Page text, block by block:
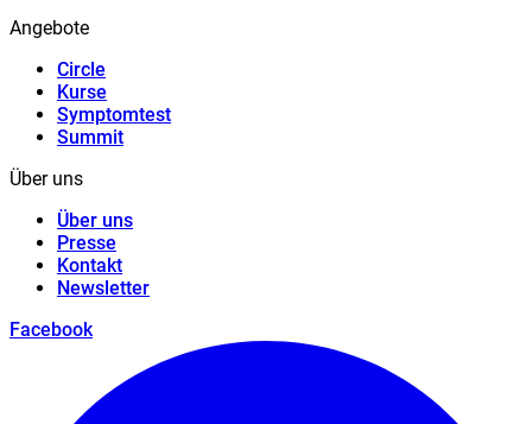
Angebote
Circle
Kurse
Symptomtest
Summit
Über uns
Über uns
Presse
Kontakt
Newsletter
Facebook